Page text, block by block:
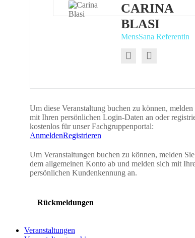
CARINA
BLASI
MensSana Referentin
Um diese Veranstaltung buchen zu können,
mit Ihren persönlichen Login-Daten an oder
kostenlos für unser Fachgruppenportal:
AnmeldenRegistrieren
Um Veranstaltungen buchen zu können, melden
dem allgemeinen Konto ab und melden sich mit
persönlichen Kundenkennung an.
Rückmeldungen
Veranstaltungen